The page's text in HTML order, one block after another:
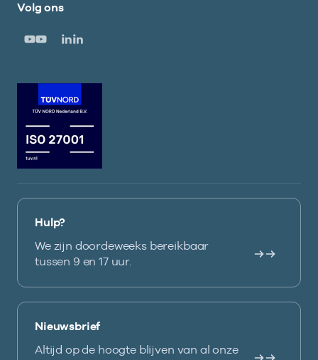
Volg ons
Hulp?
We zijn doordeweeks bereikbaar
tussen 9 en 17 uur.
Nieuwsbrief
Altijd op de hoogte blijven van al onze